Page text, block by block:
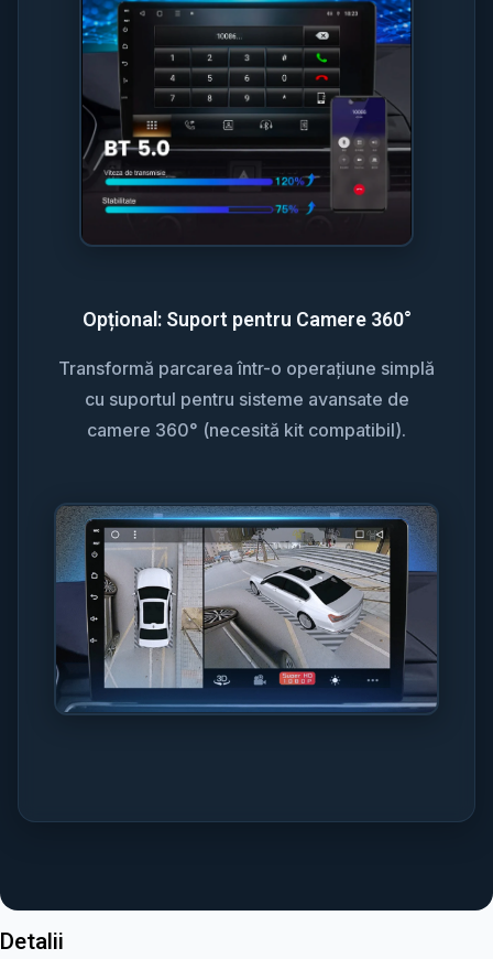
Opțional: Suport pentru Camere 360°
Transformă parcarea într-o operațiune simplă
cu suportul pentru sisteme avansate de
camere 360° (necesită kit compatibil).
Detalii